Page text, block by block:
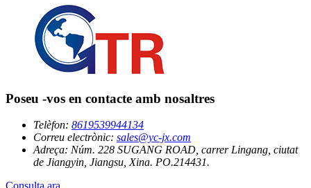
Poseu -vos en contacte amb nosaltres
Telèfon: 8619539944134
Correu electrònic: sales@yc-jx.com
Adreça: Núm. 228 SUGANG ROAD, carrer Lingang, ciutat
de Jiangyin, Jiangsu, Xina. PO.214431.